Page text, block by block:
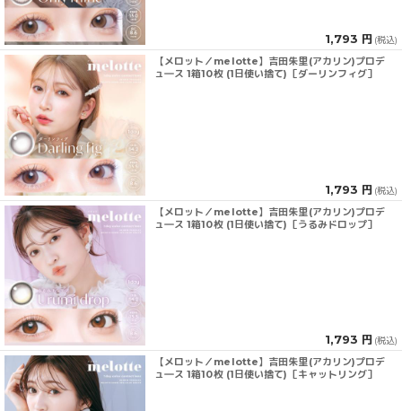
1,793 円 (税込)
【メロット／melotte】吉田朱里(アカリン)プロデ
ュ―ス 1箱10枚 (1日使い捨て)［ダーリンフィグ］
1,793 円 (税込)
【メロット／melotte】吉田朱里(アカリン)プロデ
ュ―ス 1箱10枚 (1日使い捨て)［うるみドロップ］
1,793 円 (税込)
【メロット／melotte】吉田朱里(アカリン)プロデ
ュ―ス 1箱10枚 (1日使い捨て)［キャットリング］